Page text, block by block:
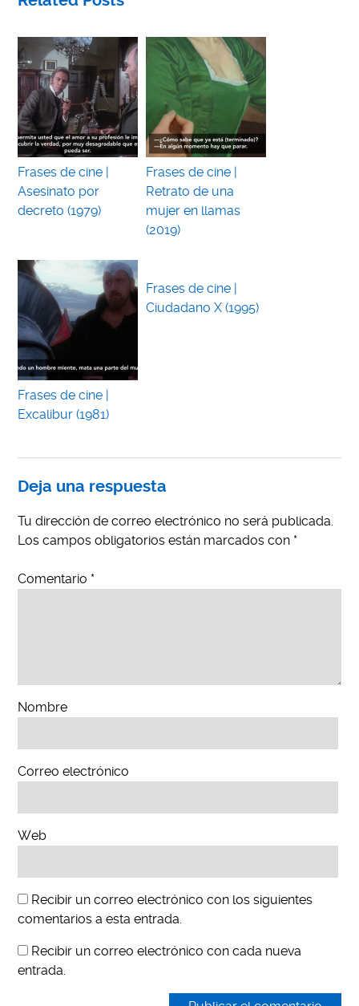
Frases de cine |
Asesinato por
decreto (1979)
Frases de cine |
Retrato de una
mujer en llamas
(2019)
Frases de cine |
Excalibur (1981)
Frases de cine |
Ciudadano X (1995)
Deja una respuesta
Tu dirección de correo electrónico no será publicada.
Los campos obligatorios están marcados con *
Comentario *
Nombre
Correo electrónico
Web
Recibir un correo electrónico con los siguientes
comentarios a esta entrada.
Recibir un correo electrónico con cada nueva
entrada.